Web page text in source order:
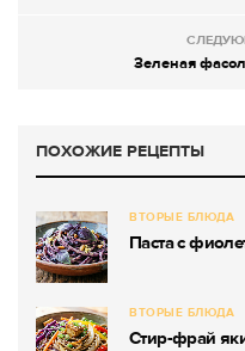
Зеленая
ПОХОЖИЕ РЕЦЕПТЫ
ВТОРЫЕ БЛЮДА
Паста с
ВТОРЫЕ БЛЮДА
Стир-фрай